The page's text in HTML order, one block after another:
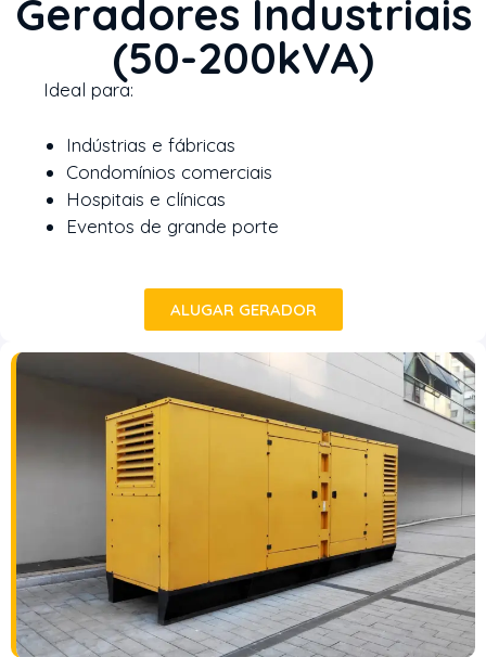
Geradores Industriais
(50-200kVA)
Ideal para:
Indústrias e fábricas
Condomínios comerciais
Hospitais e clínicas
Eventos de grande porte
ALUGAR GERADOR